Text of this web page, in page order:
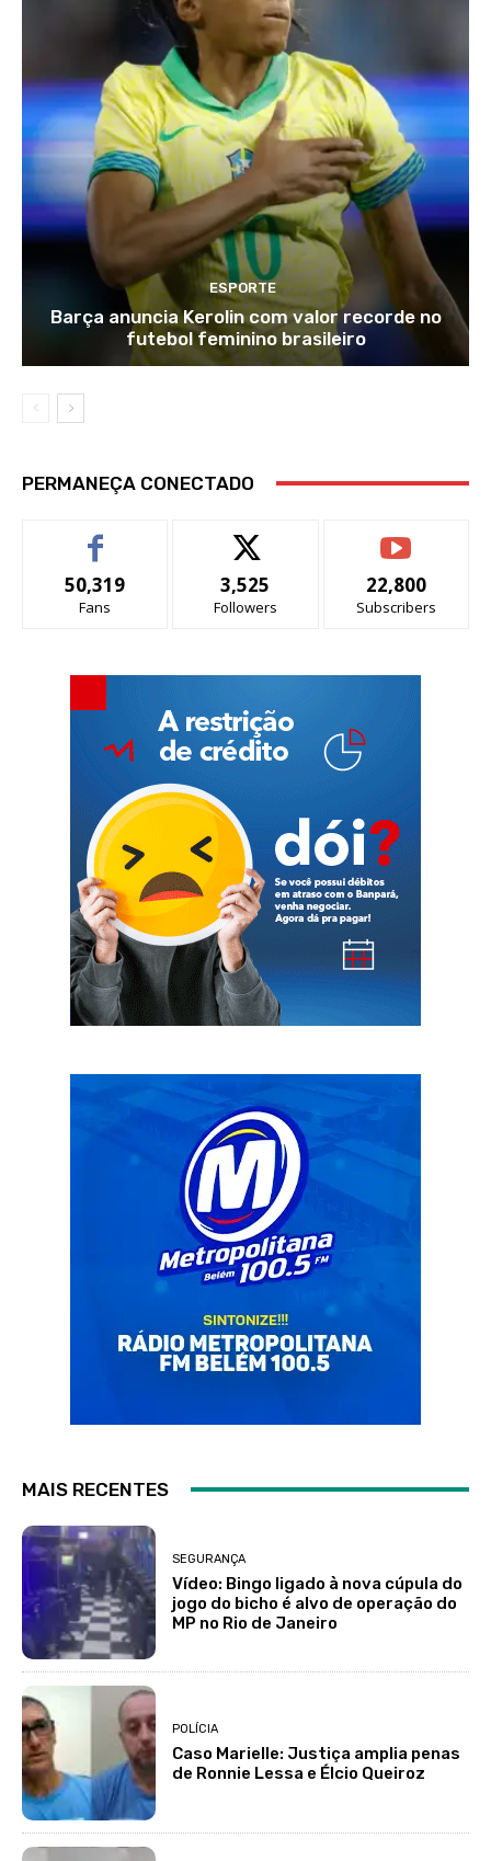
ESPORTE
Barça anuncia Kerolin com valor recorde no
futebol feminino brasileiro
PERMANEÇA CONECTADO
50,319
Fans
3,525
Followers
22,800
Subscribers
MAIS RECENTES
SEGURANÇA
Vídeo: Bingo ligado à nova cúpula do
jogo do bicho é alvo de operação do
MP no Rio de Janeiro
POLÍCIA
Caso Marielle: Justiça amplia penas
de Ronnie Lessa e Élcio Queiroz